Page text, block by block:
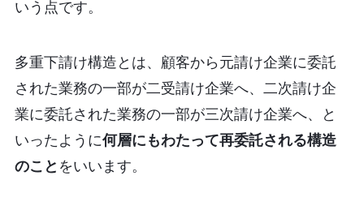
いう点です。
多重下請け構造とは、顧客から元請け企業に委託
された業務の一部が二受請け企業へ、二次請け企
業に委託された業務の一部が三次請け企業へ、と
いったように何層にもわたって再委託される構造
のこと をいいます。